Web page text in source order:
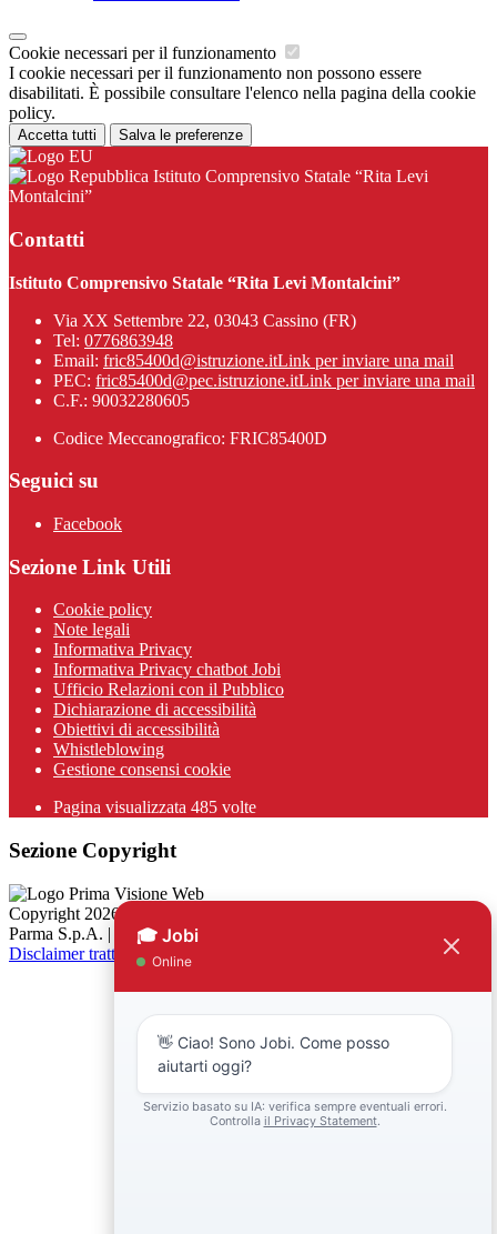
Cookie necessari per il funzionamento
I cookie necessari per il funzionamento non possono essere
disabilitati. È possibile consultare l'elenco nella pagina della cookie
policy.
Accetta tutti Salva le preferenze
Istituto Comprensivo Statale “Rita Levi
Montalcini”
Contatti
Istituto Comprensivo Statale “Rita Levi Montalcini”
Via XX Settembre 22, 03043 Cassino (FR)
Tel: 0776863948
Email: fric85400d@istruzione.itLink per inviare una mail
PEC: fric85400d@pec.istruzione.itLink per inviare una mail
C.F.: 90032280605
Codice Meccanografico: FRIC85400D
Seguici su
Facebook
Sezione Link Utili
Cookie policy
Note legali
Informativa Privacy
Informativa Privacy chatbot Jobi
Ufficio Relazioni con il Pubblico
Dichiarazione di accessibilità
Obiettivi di accessibilità
Whistleblowing
Gestione consensi cookie
Pagina visualizzata 485 volte
Sezione Copyright
Copyright 2026 | Engineered and powered by Gruppo Spaggiari
Parma S.p.A. | Divisione Publishing & New Social Media
Disclaimer trattamento dati personali
Back to top